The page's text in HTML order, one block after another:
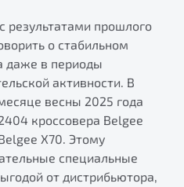
результатами прошлого
о стабильном
даже в периоды
активности. В
весны 2025 года
кроссовера Belgee
X70. Этому
специальные
от дистрибьютора,